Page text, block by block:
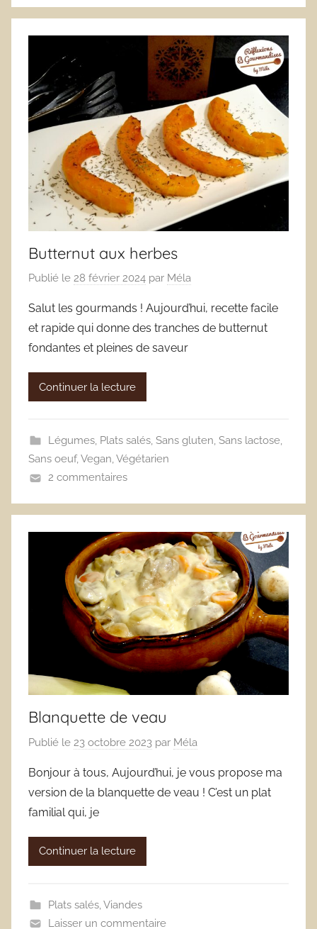
Butternut aux herbes
Publié le 28 février 2024 par Méla
Salut les gourmands ! Aujourd’hui, recette facile
et rapide qui donne des tranches de butternut
fondantes et pleines de saveur
Continuer la lecture
Légumes, Plats salés, Sans gluten, Sans lactose,
Sans oeuf,Vegan,Végétarien
2 commentaires
Blanquette de veau
Publié le 23 octobre 2023 par Méla
Bonjour à tous, Aujourd’hui, je vous propose ma
version de la blanquette de veau ! C’est un plat
familial qui, je
Continuer la lecture
Plats salés, Viandes
Laisser un commentaire